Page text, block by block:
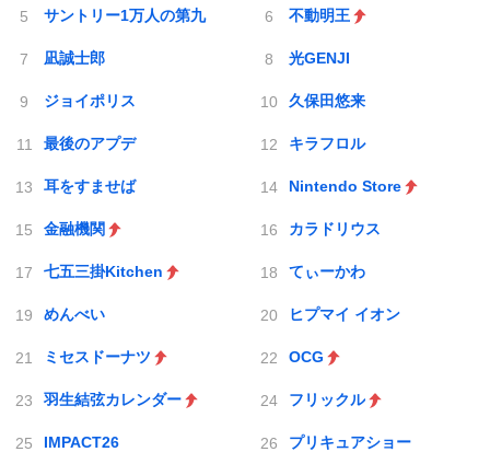
サントリー1万人の第九 不動明王
凪誠士郎 光GENJI
ジョイポリス 久保田悠来
最後のアプデ キラフロル
耳をすませば Nintendo Store
金融機関 カラドリウス
七五三掛Kitchen てぃーかわ
めんべい ヒプマイ イオン
ミセスドーナツ OCG
羽生結弦カレンダー フリックル
IMPACT26 プリキュアショー